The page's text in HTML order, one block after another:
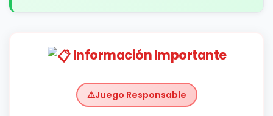
Información Importante
Juego Responsable